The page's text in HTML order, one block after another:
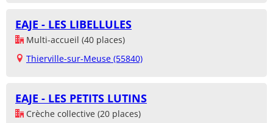
EAJE - LES LIBELLULES
Multi-accueil (40 places)
Thierville-sur-Meuse (55840)
EAJE - LES PETITS LUTINS
Crèche collective (20 places)